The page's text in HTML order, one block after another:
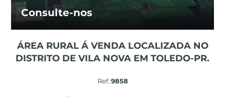
Consulte-nos
ÁREA RURAL Á VENDA LOCALIZADA NO
DISTRITO DE VILA NOVA EM TOLEDO-PR.
Ref.:9858